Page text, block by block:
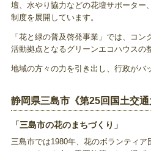
壇、水やり協力などの花壇サポーター
制度を展開しています。
「花と緑の普及啓発事業」では、コ
活動拠点となるグリーンエコハウスの
地域の方々の力を引き出し、行政がバ
静岡県三島市《第25回国土交通
「三島市の花のまちづくり」
三島市では1980年、花のボランティ